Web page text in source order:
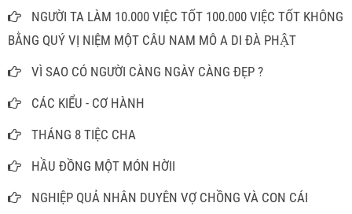
NGƯỜI TA LÀM 10.000 VIỆC TỐT 100.000 VIỆC TỐT KHÔNG
BẰNG QUÝ VỊ NIỆM MỘT CÂU NAM MÔ A DI ĐÀ PHẬT
VÌ SAO CÓ NGƯỜI CÀNG NGÀY CÀNG ĐẸP ?
CÁC KIỂU - CƠ HÀNH
THÁNG 8 TIỆC CHA
HẦU ĐỒNG MỘT MÓN HỜII
NGHIỆP QUẢ NHÂN DUYÊN VỢ CHỒNG VÀ CON CÁI